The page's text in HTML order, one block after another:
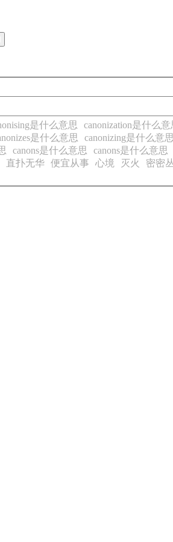
是什么意思
canonization是什么意
是什么意思
canonizing是什么意思
canons是什么意思 canons是什么意思
直扑无华 便宜从事 心境 灭火 密密